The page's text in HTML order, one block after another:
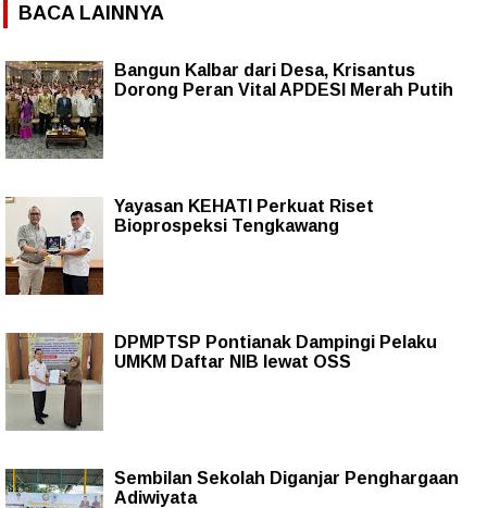
BACA LAINNYA
Bangun Kalbar dari Desa, Krisantus
Dorong Peran Vital APDESI Merah Putih
Yayasan KEHATI Perkuat Riset
Bioprospeksi Tengkawang
DPMPTSP Pontianak Dampingi Pelaku
UMKM Daftar NIB lewat OSS
Sembilan Sekolah Diganjar Penghargaan
Adiwiyata